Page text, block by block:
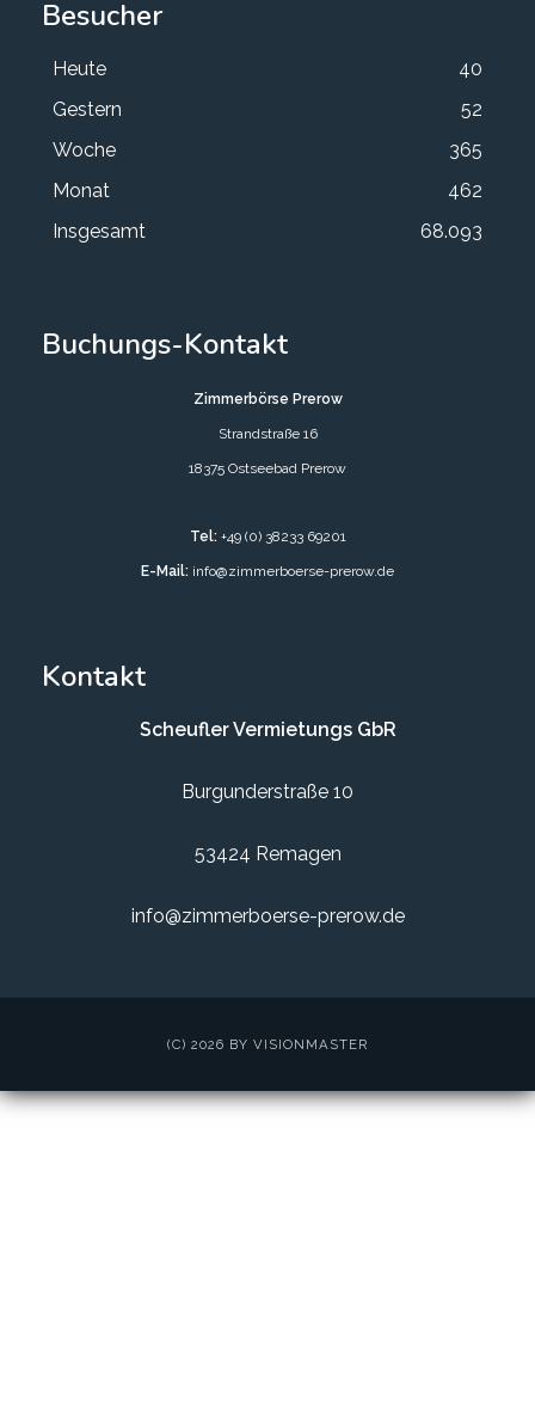
Besucher
Heute
40
Gestern
52
Woche
365
Monat
462
Insgesamt
68.093
Buchungs-Kontakt
Zimmerbörse Prerow
Strandstraße 16
18375 Ostseebad Prerow
Tel: +49 (0) 38233 69201
E-Mail: info@zimmerboerse-prerow.de
Kontakt
Scheufler Vermietungs GbR
Burgunderstraße 10
53424 Remagen
info@zimmerboerse-prerow.de
(C) 2026 BY VISIONMASTER